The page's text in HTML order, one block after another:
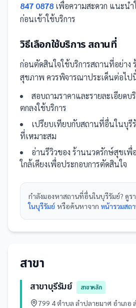
847 0878 เพื่อความสะดวก แนะน
ก่อนเข้าใช้บริการ
วิธีเลือกใช้บริการ สถานที่
ก่อนตัดสินใจใช้บริการสถานที่อย่าง
สุขภาพ ควรพิจารณาประเด็นต่อไป
สอบถามราคาและรายละเอียดบ
ตกลงใช้บริการ
เปรียบเทียบกับสถานที่อื่นในบุรี
ที่เหมาะสม
อ่านรีวิวของ ร้านนวดรักษ์สุขเพื่
ใกล้เคียงเพื่อประกอบการตัดสินใจ
กำลังมองหาสถานที่อื่นในบุรีรัมย์? ดูร
ในบุรีรัมย์ หรือค้นหาจาก หน้ารวมสถ
สาขา
สาขาบุรีรัมย์
สาขาหลัก
799 4 ตำบล ลำปลายมาศ อำเภอ